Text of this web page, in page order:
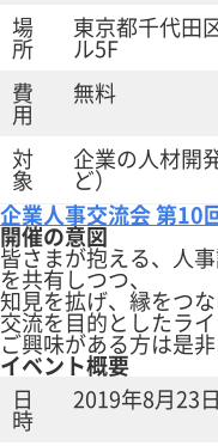
場
所
東京都千代田
ル5F
費
用
無料
対
象
企業の人材開
ど）
企業人事交流会 第10
開催の意図
皆さまが抱える、人
を共有しつつ、
知見を拡げ、縁をつ
交流を目的としたライ
ご興味がある方は是
イベント概要
日
時
2019年8月23